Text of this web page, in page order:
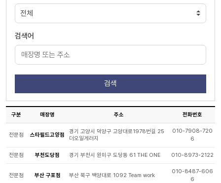
검색어
구분 매장명 주소 전화번호
전문점 스타필드고양점
경기 고양시 덕양구 고양대로1978번길 25
더오일게러지
010-7908-720
6
전문점 부천도당점 경기 부천시 원미구 도당동 61 THE ONE 010-8973-2122
전문점 부산 구포점 부산 북구 백양대로 1092 Team work
010-8487-606
6